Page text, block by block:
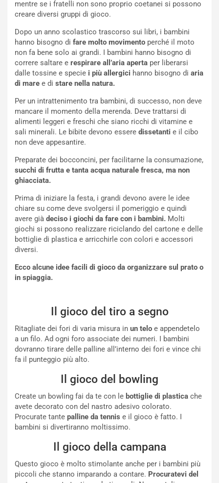
mentre se i fratelli non sono proprio coetanei si possono
creare diversi gruppi di gioco.
Dopo un anno scolastico trascorso sui libri, i bambini
hanno bisogno di fare molto movimento perché il moto
non fa bene solo ai grandi. I bambini hanno bisogno di
correre saltare e respirare all’aria aperta per liberarsi
dalle tossine e specie i più allergici hanno bisogno di aria
di mare e di stare nella natura.
Per un intrattenimento tra bambini, di successo, non deve
mancare il momento della merenda. Deve trattarsi di
alimenti leggeri e freschi che siano ricchi di vitamine e
sali minerali. Le bibite devono essere dissetanti e il cibo
non deve appesantire.
Preparate dei bocconcini, per facilitarne la consumazione,
succhi di frutta e tanta acqua naturale fresca, ma non
ghiacciata.
Prima di iniziare la festa, i grandi devono avere le idee
chiare su come deve svolgersi il pomeriggio e quindi
avere già deciso i giochi da fare con i bambini. Molti
giochi si possono realizzare riciclando del cartone e delle
bottiglie di plastica e arricchirle con colori e accessori
diversi.
Ecco alcune idee facili di gioco da organizzare sul prato o
in spiaggia.
Il gioco del tiro a segno
Ritagliate dei fori di varia misura in un telo e appendetelo
a un filo. Ad ogni foro associate dei numeri. I bambini
dovranno tirare delle palline all’interno dei fori e vince chi
fa il punteggio più alto.
Il gioco del bowling
Create un bowling fai da te con le bottiglie di plastica che
avete decorato con del nastro adesivo colorato.
Procurate tante palline da tennis e il gioco è fatto. I
bambini si divertiranno moltissimo.
Il gioco della campana
Questo gioco è molto stimolante anche per i bambini più
piccoli che stanno imparando a contare. Procuratevi del